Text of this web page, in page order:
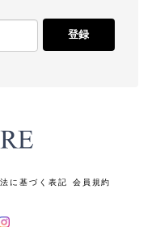
妹さんにも褒め
ソードや「大好
今後ともミチエ
登録
に基づく表記 会員規約